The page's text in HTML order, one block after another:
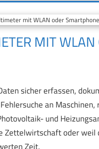
mit WLAN oder
MIT WLAN
sicher erfassen,
an
und
oder weil